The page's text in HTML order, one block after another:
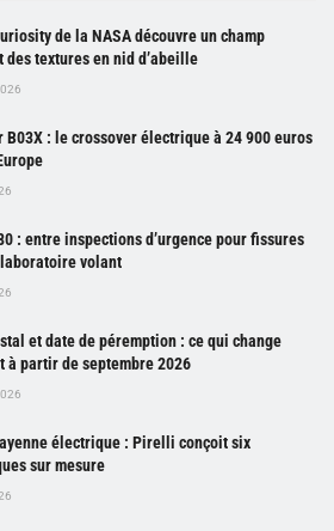
de la NASA découvre un champ
des textures en nid d’abeille
B03X : le crossover électrique à 24 900 euros
: entre inspections d’urgence pour fissures
volant
et date de péremption : ce qui change
à partir de septembre 2026
électrique : Pirelli conçoit six
sur mesure